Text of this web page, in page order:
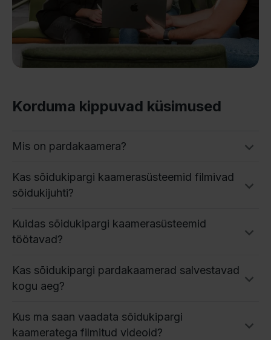
Korduma kippuvad küsimused
Mis on pardakaamera?
Kas sõidukipargi kaamerasüsteemid filmivad
sõidukijuhti?
Kuidas sõidukipargi kaamerasüsteemid
töötavad?
Kas sõidukipargi pardakaamerad salvestavad
kogu aeg?
Kus ma saan vaadata sõidukipargi
kaameratega filmitud videoid?